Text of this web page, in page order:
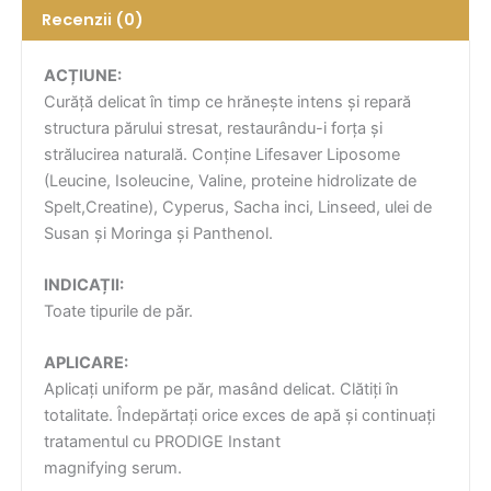
Recenzii (0)
ACȚIUNE:
Curăță delicat în timp ce hrănește intens și repară
structura părului stresat, restaurându-i forța și
strălucirea naturală. Conține Lifesaver Liposome
(Leucine, Isoleucine, Valine, proteine hidrolizate de
Spelt,Creatine), Cyperus, Sacha inci, Linseed, ulei de
Susan și Moringa și Panthenol.
INDICAȚII:
Toate tipurile de păr.
APLICARE:
Aplicați uniform pe păr, masând delicat. Clătiți în
totalitate. Îndepărtați orice exces de apă și continuați
tratamentul cu PRODIGE Instant
magnifying serum.